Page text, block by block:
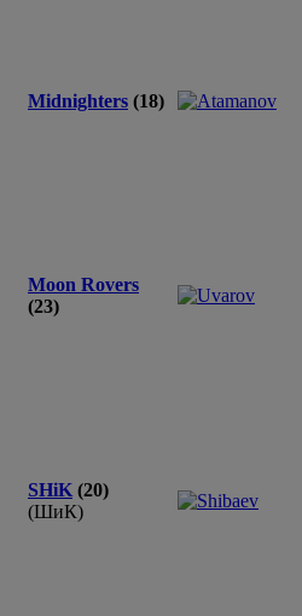
Midnighters (18)
Moon Rovers
(23)
SHiK (20)
(ШиК)